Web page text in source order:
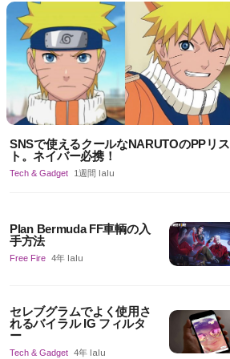
SNSで使えるクールなNARUTOのPPリス
ト。ネイバー必携！
Tech & Gadget 1週間 lalu
Plan Bermuda FF車輌の入
手方法
Free Fire 4年 lalu
セレブグラムでよく使用さ
れるバイラル IG フィルタ
ー
Tech & Gadget 4年 lalu